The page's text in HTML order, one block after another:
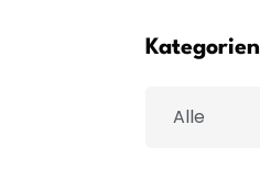
Kategorien